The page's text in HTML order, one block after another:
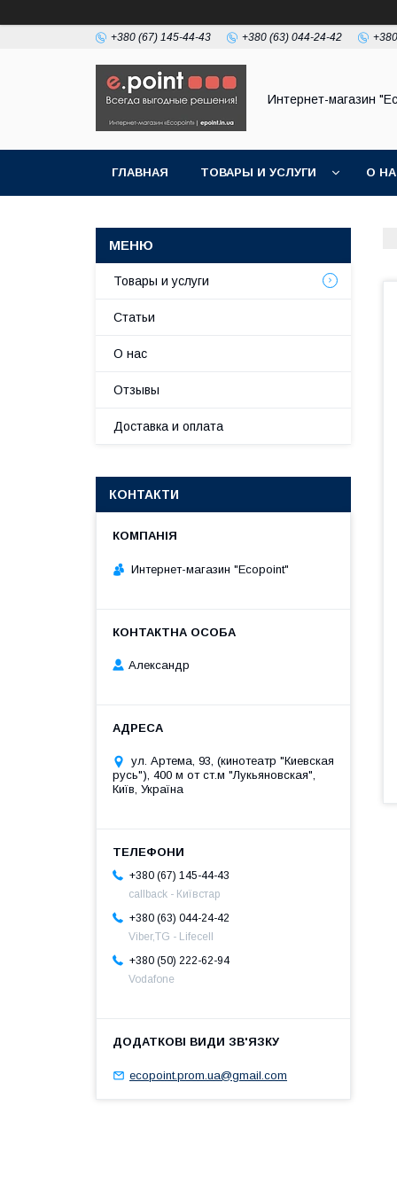
+380 (67) 145-44-43 +380 (63) 044-24-42
Интернет-магазин
ГЛАВНАЯ ТОВАРЫ И УСЛУГИ О
Товары и услуги
Статьи
О нас
Отзывы
Доставка и оплата
КОНТАКТИ
Интернет-магазин "Ecopoint"
Александр
ул. Артема, 93, (кинотеатр "Киевская
русь"), 400 м от ст.м "Лукьяновская",
Київ, Україна
+380 (67) 145-44-43
callback - Київстар
+380 (63) 044-24-42
Viber,TG - Lifecell
+380 (50) 222-62-94
Vodafone
ecopoint.prom.ua@gmail.com